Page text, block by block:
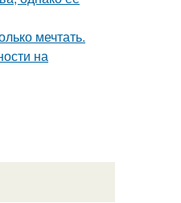
мечтать.
на